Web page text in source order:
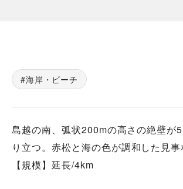
海岸・ビーチ
島越の南、弧状200mの高さの絶壁が
り立つ。赤松と海の色が調和した見事
【規模】延長/4km